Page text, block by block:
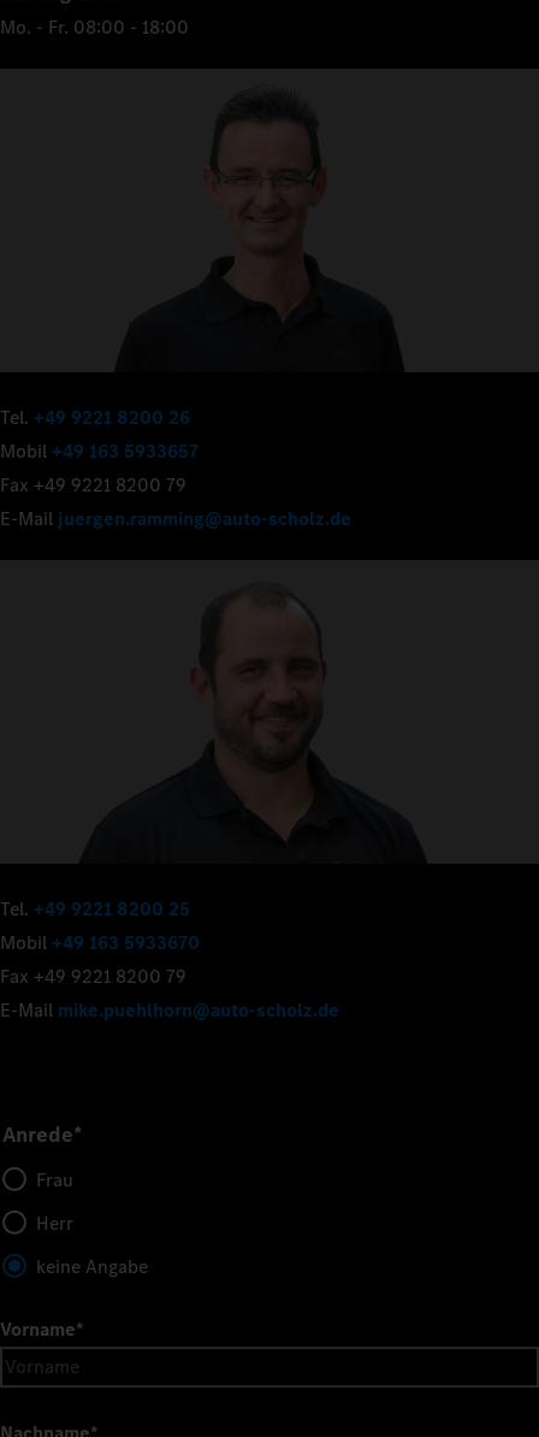
Mo. - Fr. 08:00 - 18:00
Tel. +49 9221 8200 26
Mobil+49 163 5933657
Fax +49 9221 8200 79
E-Mail juergen.ramming@auto-scholz.de
Tel. +49 9221 8200 25
Mobil+49 163 5933670
Fax +49 9221 8200 79
E-Mail mike.puehlhorn@auto-scholz.de
Anrede*
Frau
Herr
keine Angabe
Vorname*